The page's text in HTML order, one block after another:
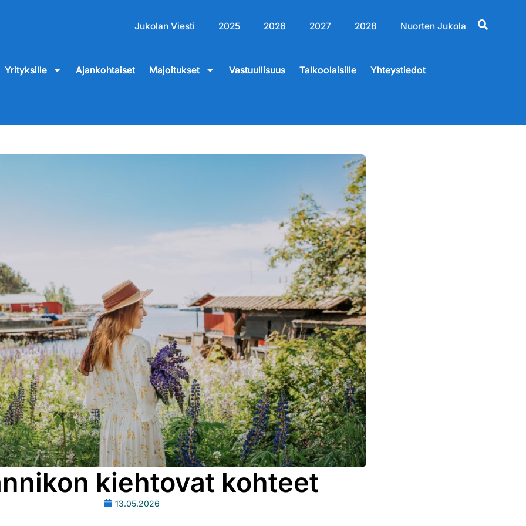
Jukolan Viesti 2025 2026 2027 2028 Nuorten Jukola
Yrityksille Ajankohtaiset Majoitukset Vastuullisuus Talkoolaisille Yhteystiedot
kiehtovat kohteet
13.05.2026